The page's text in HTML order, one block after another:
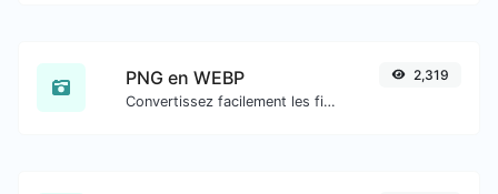
PNG en WEBP
Convertissez facilement les fichiers image PNG en WEBP.
2,319